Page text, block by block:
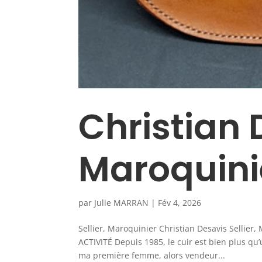
Christian
par Julie MARRAN | Fév 4, 2026
Sellier, Maroquinier Christian Desavis Sellier,
ACTIVITÉ Depuis 1985, le cuir est bien plus
ma première femme, alors vendeur...